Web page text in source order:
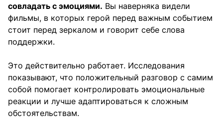
совладать с эмоциями. Вы наверняка видели
фильмы, в которых герой перед важным событием
стоит перед зеркалом и говорит себе слова
поддержки.
Это действительно работает. Исследования
показывают, что положительный разговор с самим
собой помогает контролировать эмоциональные
реакции и лучше адаптироваться к сложным
обстоятельствам.